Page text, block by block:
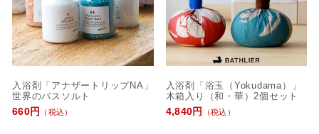
入浴剤「アナザートリップNA」
世界のバスソルト
660円
（税込）
入浴剤「浴玉（Yokudama）」
木箱入り（和・華）2個セット
4,840円
（税込）